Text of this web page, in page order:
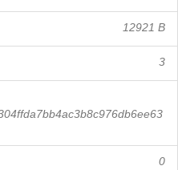
12921 B
3
0